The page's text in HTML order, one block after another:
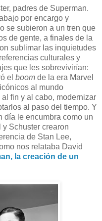
padres de Superman.
por encargo y
se subieron a un tren que
de gente, a finales de la
sublimar las inquietudes
culturales y
que les sobrevivirían:
el boom de la era Marvel
al mundo
fin y al cabo, modernizar
al paso del tiempo. Y
día le encumbra como un
Schuster crearon
de Stan Lee,
nos relataba David
la creación de un